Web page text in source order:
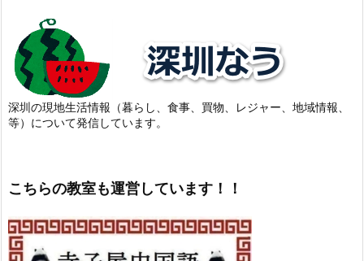
深圳の現地生活情報（暮らし、食事、買物、レジャー、地域情報、
等）について発信しています。
こちらの教室も運営しています！！